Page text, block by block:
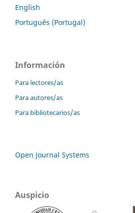
English
Português (Portugal)
Información
Para lectores/as
Para autores/as
Para bibliotecarios/as
Open Journal Systems
Auspicio